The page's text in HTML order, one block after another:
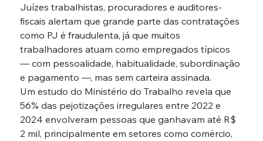
Juízes trabalhistas, procuradores e auditores-
fiscais alertam que grande parte das contratações
como PJ é fraudulenta, já que muitos
trabalhadores atuam como empregados típicos
— com pessoalidade, habitualidade, subordinação
e pagamento —, mas sem carteira assinada.
Um estudo do Ministério do Trabalho revela que
56% das pejotizações irregulares entre 2022 e
2024 envolveram pessoas que ganhavam até R$
2 mil, principalmente em setores como comércio,